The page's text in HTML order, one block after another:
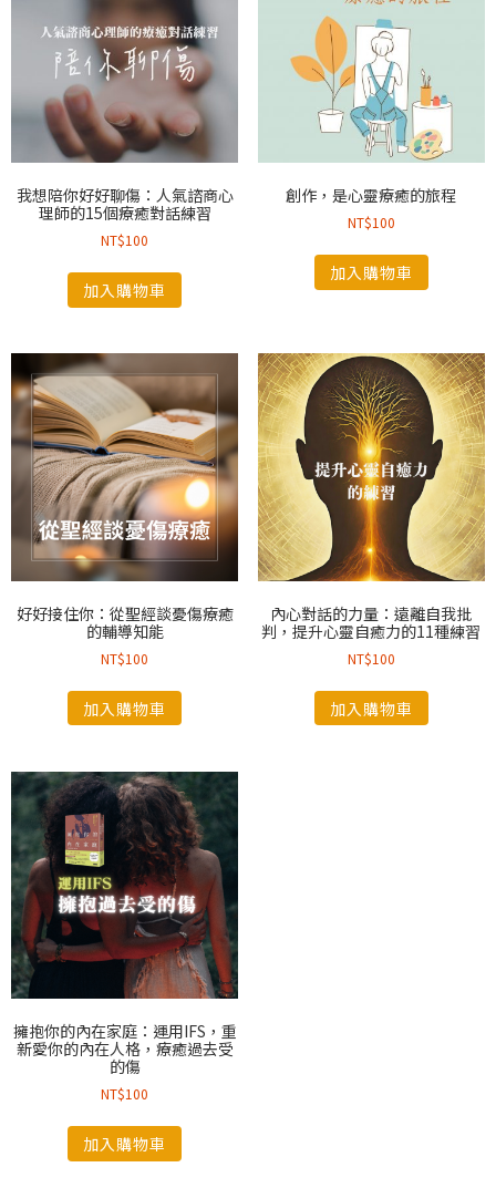
我想陪你好好聊傷：人氣諮商心
理師的15個療癒對話練習
NT$100
加入購物車
創作，是心靈療癒的旅程
NT$100
加入購物車
好好接住你：從聖經談憂傷療癒
的輔導知能
NT$100
加入購物車
內心對話的力量：遠離自我批
判，提升心靈自癒力的11種練習
NT$100
加入購物車
擁抱你的內在家庭：運用IFS，重
新愛你的內在人格，療癒過去受
的傷
NT$100
加入購物車